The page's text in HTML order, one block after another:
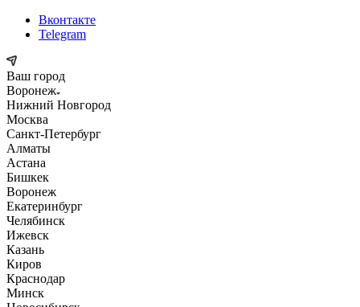
Вконтакте
Telegram
Ваш город
Воронеж
Нижний Новгород
Москва
Санкт-Петербург
Алматы
Астана
Бишкек
Воронеж
Екатеринбург
Челябинск
Ижевск
Казань
Киров
Краснодар
Минск